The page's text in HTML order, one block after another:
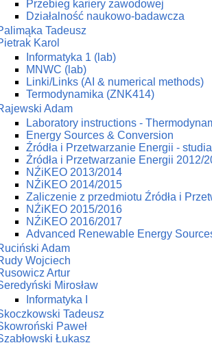
Przebieg kariery zawodowej
Działalność naukowo-badawcza
Tadeusz
Karol
Informatyka 1 (lab)
MNWC (lab)
Linki/Links (AI & numerical methods)
Termodynamika (ZNK414)
Adam
Laboratory instructions -
Energy Sources & Conversion
Źródła i Przetwarzanie Energii -
Źródła i Przetwarzanie Energii 2012/
NŹiKEO 2013/2014
NŹiKEO 2014/2015
Zaliczenie z przedmiotu Źródła i
NŹiKEO 2015/2016
NŹiKEO 2016/2017
Advanced Renewable Energy
Adam
Wojciech
Artur
Mirosław
Informatyka I
Tadeusz
Paweł
Łukasz